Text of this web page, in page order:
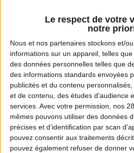
Le respect de votre
notre
Nous et nos partenaires stockons et/
informations sur un appareil, telles
des données personnelles telles que
des informations standards envoyées
publicités et du contenu
et de contenu, des études d'audience
services. Avec votre permission, nos
mêmes pouvons utiliser des données
précises et d’identification par scan
pouvez consentir aux traitements
pouvez également refuser de donner